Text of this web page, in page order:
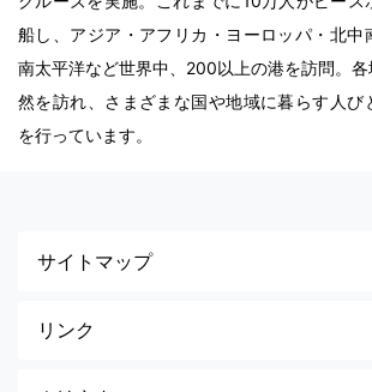
船し、アジア・アフリカ・ヨーロッパ・北中
南太平洋など世界中、200以上の港を訪問。
然を訪れ、さまざまな国や地域に暮らす人び
を行っています。
サイトマップ
リンク